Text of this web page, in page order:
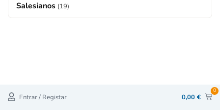
Salesianos (19)
Entrar / Registar 0,00 €
0